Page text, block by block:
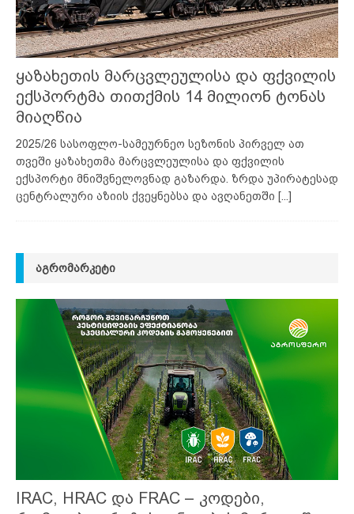
ყაზახეთის მარცვლეულისა და ფქვილის
ექსპორტმა თითქმის 14 მილიონ ტონას
მიაღწია
2025/26 სასოფლო-სამეურნეო სეზონის პირველ ათ
თვეში ყაზახეთმა მარცვლეულისა და ფქვილის
ექსპორტი მნიშვნელოვნად გაზარდა. ზრდა უპირატესად
ცენტრალური აზიის ქვეყნებსა და ავღანეთში [...]
ᲐᲒᲠᲝᲛᲐᲠᲙᲔᲢᲘ
IRAC, HRAC და FRAC – კოდები,